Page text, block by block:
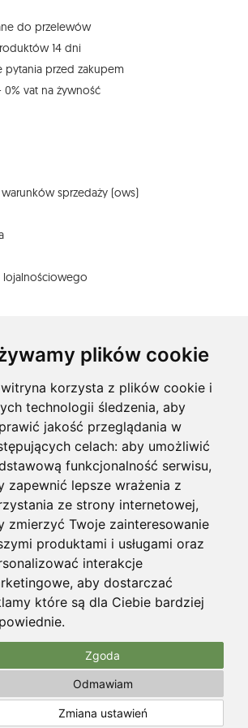
plików cookie
korzysta z plików cookie i
technologii śledzenia, aby
jakość przeglądania w
celach: aby umożliwić
funkcjonalność serwisu,
zapewnić lepsze wrażenia z
ze strony internetowej,
zmierzyć Twoje zainteresowanie
produktami i usługami oraz
interakcje
, aby dostarczać
które są dla Ciebie bardziej
.
Zgoda
Odmawiam
Zmiana ustawień
się z działem obsługi klienta Mouton Interactive pod
ODO
do przelewów
14 dni
pytania przed zakupem
0% vat na żywność
sprzedaży (ows)
lojalnościowego
w sklepie olium.pl?
Wszystkie prawa zastrzeżone. Designed by
MOUTON interactive
nasz profil na: